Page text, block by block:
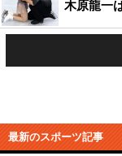
木原龍一
最新のスポーツ記事